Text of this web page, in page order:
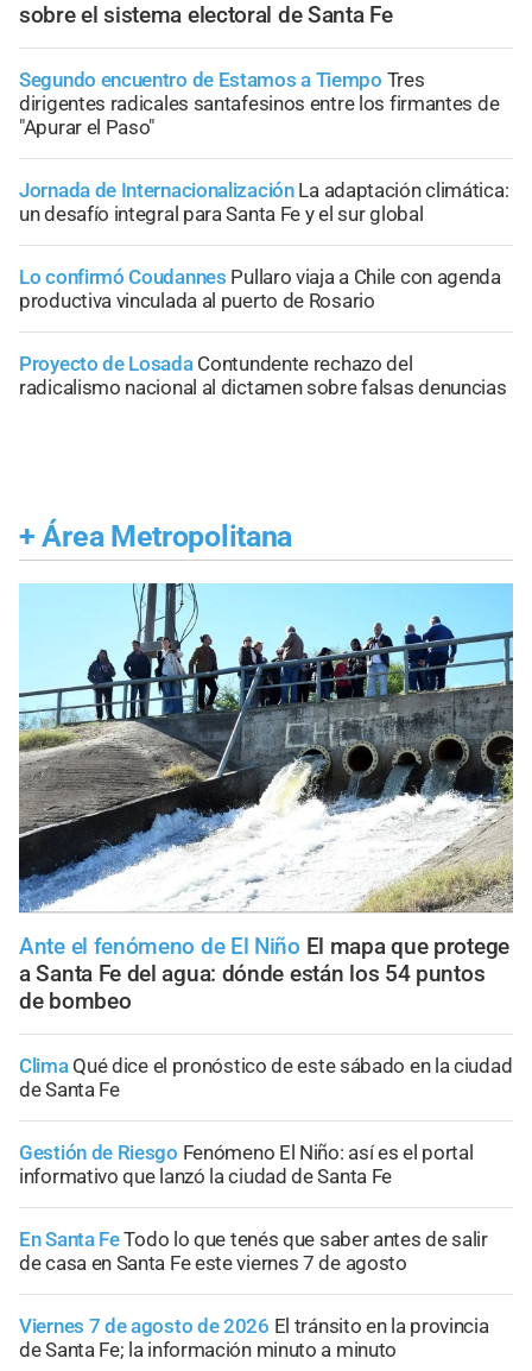
sobre el sistema electoral de Santa Fe
Segundo encuentro de Estamos a Tiempo Tres
dirigentes radicales santafesinos entre los firmantes de
"Apurar el Paso"
Jornada de Internacionalización La adaptación climática:
un desafío integral para Santa Fe y el sur global
Lo confirmó Coudannes Pullaro viaja a Chile con agenda
productiva vinculada al puerto de Rosario
Proyecto de Losada Contundente rechazo del
radicalismo nacional al dictamen sobre falsas denuncias
+ Área Metropolitana
Ante el fenómeno de El Niño El mapa que protege
a Santa Fe del agua: dónde están los 54 puntos
de bombeo
Clima Qué dice el pronóstico de este sábado en la ciudad
de Santa Fe
Gestión de Riesgo Fenómeno El Niño: así es el portal
informativo que lanzó la ciudad de Santa Fe
En Santa FeTodo lo que tenés que saber antes de salir
de casa en Santa Fe este viernes 7 de agosto
Viernes 7 de agosto de 2026 El tránsito en la provincia
de Santa Fe; la información minuto a minuto